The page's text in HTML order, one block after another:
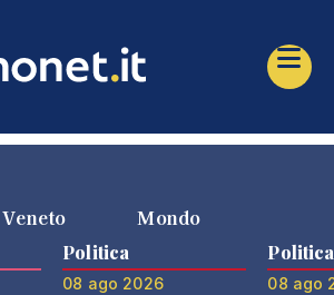
Veneto Mondo
Politica
08 ago 2026
Politica
08 ago